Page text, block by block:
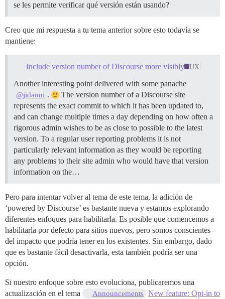
se les permite verificar qué versión están usando?
Creo que mi respuesta a tu tema anterior sobre esto todavía se
mantiene:
Include version number of Discourse more visibly UX
Another interesting point delivered with some panache
@jidanni .
The version number of a Discourse site
represents the exact commit to which it has been updated to,
and can change multiple times a day depending on how often a
rigorous admin wishes to be as close to possible to the latest
version. To a regular user reporting problems it is not
particularly relevant information as they would be reporting
any problems to their site admin who would have that version
information on the…
Pero para intentar volver al tema de este tema, la adición de
‘powered by Discourse’ es bastante nueva y estamos explorando
diferentes enfoques para habilitarla. Es posible que comencemos a
habilitarla por defecto para sitios nuevos, pero somos conscientes
del impacto que podría tener en los existentes. Sin embargo, dado
que es bastante fácil desactivarla, esta también podría ser una
opción.
Si nuestro enfoque sobre esto evoluciona, publicaremos una
actualización en el tema
Announcements New feature: Opt-in to